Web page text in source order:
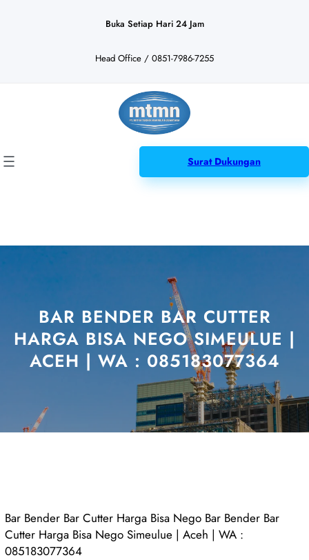
Buka Setiap Hari 24 Jam
Head Office / 0851-7986-7255
Surat Dukungan
BAR BENDER BAR CUTTER
HARGA BISA NEGO SIMEULUE |
ACEH | WA : 085183077364
Bar Bender Bar Cutter Harga Bisa Nego Bar Bender Bar
Cutter Harga Bisa Nego Simeulue | Aceh | WA :
085183077364